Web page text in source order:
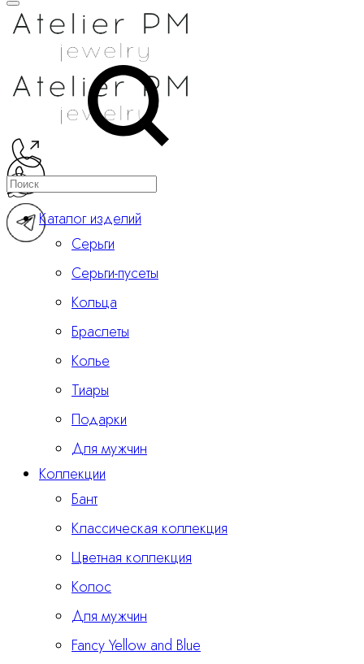
Каталог изделий
Серьги
Серьги-пусеты
Кольца
Браслеты
Колье
Тиары
Подарки
Для мужчин
Коллекции
Бант
Классическая коллекция
Цветная коллекция
Колос
Для мужчин
Fancy Yellow and Blue